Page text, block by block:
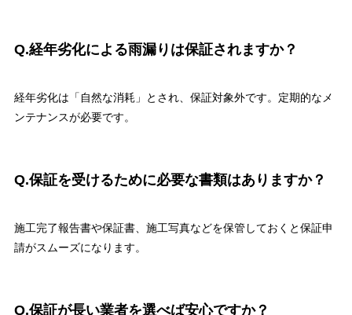
Q.経年劣化による雨漏りは保証されますか？
経年劣化は「自然な消耗」とされ、保証対象外です。定期的なメ
ンテナンスが必要です。
Q.保証を受けるために必要な書類はありますか？
施工完了報告書や保証書、施工写真などを保管しておくと保証申
請がスムーズになります。
Q.保証が長い業者を選べば安心ですか？